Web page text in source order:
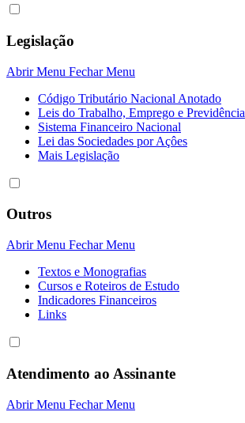
Legislação
Abrir Menu Fechar Menu
Código Tributário Nacional Anotado
Leis do Trabalho, Emprego e Previdência
Sistema Financeiro Nacional
Lei das Sociedades por Açôes
Mais Legislação
Outros
Abrir Menu Fechar Menu
Textos e Monografias
Cursos e Roteiros de Estudo
Indicadores Financeiros
Links
Atendimento ao Assinante
Abrir Menu Fechar Menu